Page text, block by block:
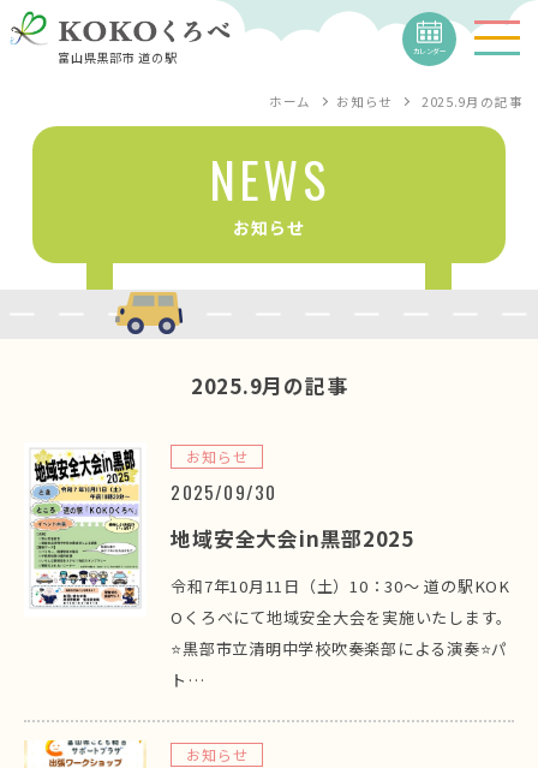
富山県黒部市 道の駅 カレンダー
NEWS
お知らせ
ホーム お知らせ 2025.9月 の記事
2025.9月の記事
お知らせ
2025/09/30
地域安全大会in黒部2025
令和7年10月11日（土）10：30～ 道の駅KOK
Oくろべにて地域安全大会を実施いたします。
⭐黒部市立清明中学校吹奏楽部による演奏⭐パ
ト…
お知らせ